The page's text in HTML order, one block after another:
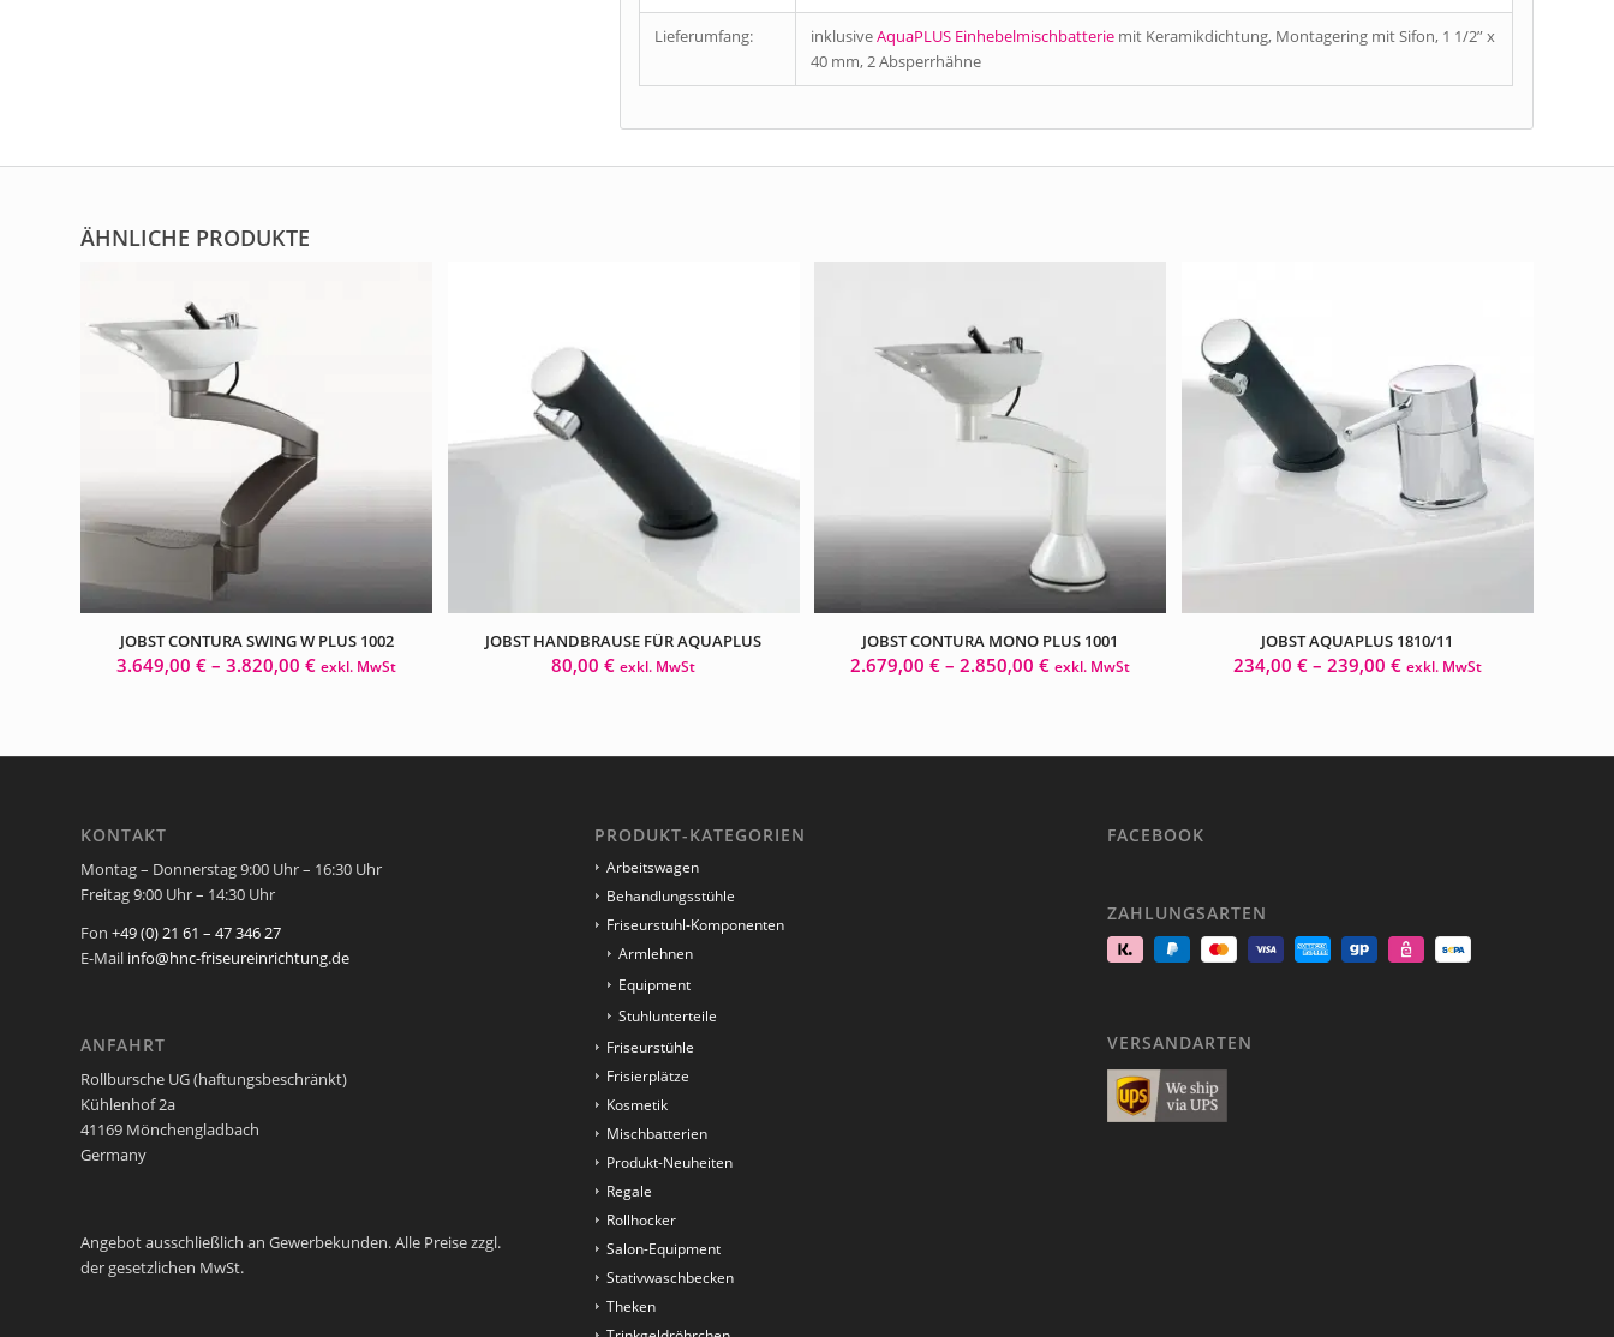
Lieferumfang: inklusiveAquaPLUS Einhebelmischbatterie mit Keramikdichtung, Montagering mit Sifon, 1 1/2” x
40 mm, 2 Absperrhähne
ÄHNLICHE PRODUKTE
JOBST CONTURA SWING W PLUS 1002
3.649,00€ –3.820,00€ exkl. MwSt
JOBST HANDBRAUSE FÜR AQUAPLUS
80,00€ exkl. MwSt
JOBST CONTURA MONO PLUS 1001
2.679,00€ –2.850,00€ exkl. MwSt
JOBST AQUAPLUS 1810/11
234,00 €– 239,00 € exkl. MwSt
KONTAKT
Montag – Donnerstag 9:00 Uhr – 16:30 Uhr
Freitag 9:00 Uhr – 14:30 Uhr
Fon +49 (0) 21 61 – 47 346 27
E-Mail info@hnc-friseureinrichtung.de
ANFAHRT
Rollbursche UG (haftungsbeschränkt)
Kühlenhof 2a
41169 Mönchengladbach
Germany
Angebot ausschließlich an Gewerbekunden. Alle Preise zzgl.
der gesetzlichen MwSt.
PRODUKT-KATEGORIEN
Arbeitswagen
Behandlungsstühle
Friseurstuhl-Komponenten
Armlehnen
Equipment
Stuhlunterteile
Friseurstühle
Frisierplätze
Kosmetik
Mischbatterien
Produkt-Neuheiten
Regale
Rollhocker
Salon-Equipment
Stativwaschbecken
Theken
FACEBOOK
ZAHLUNGSARTEN
VERSANDARTEN